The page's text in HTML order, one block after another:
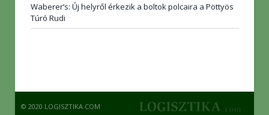
Waberer’s: Új helyről érkezik a boltok polcaira a Pöttyös
Túró Rudi
© 2020 LOGISZTIKA.COM